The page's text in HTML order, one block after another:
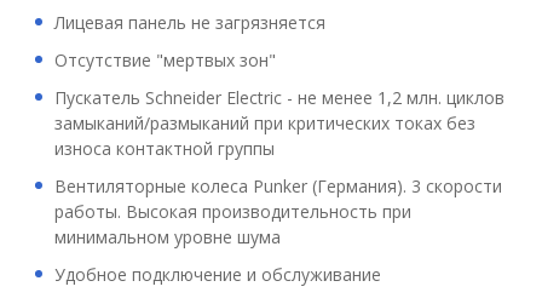
Лицевая панель не загрязняется
Отсутствие "мертвых зон"
Пускатель Schneider Electric - не менее 1,2 млн. циклов
замыканий/размыканий при критических токах без
износа контактной группы
Вентиляторные колеса Punker (Германия). 3 скорости
работы. Высокая производительность при
минимальном уровне шума
Удобное подключение и обслуживание